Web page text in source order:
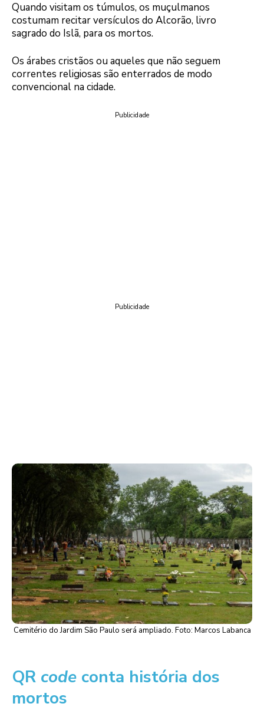
Quando visitam os túmulos, os muçulmanos
costumam recitar versículos do Alcorão, livro
sagrado do Islã, para os mortos.
Os árabes cristãos ou aqueles que não seguem
correntes religiosas são enterrados de modo
convencional na cidade.
Publicidade
Publicidade
Cemitério do Jardim São Paulo será ampliado. Foto: Marcos Labanca
QR code conta história dos
mortos